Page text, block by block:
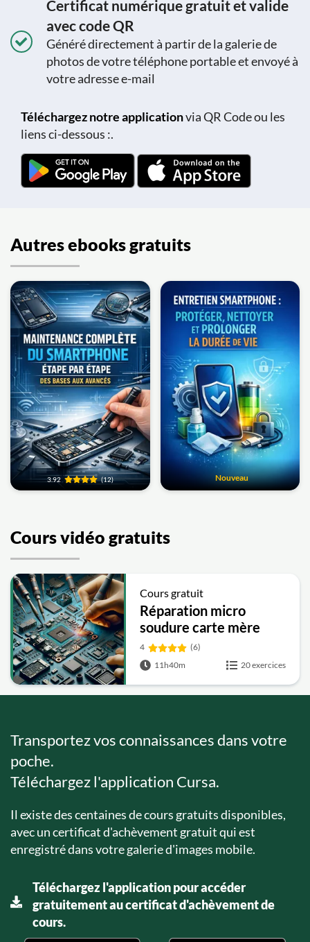
Certificat numérique gratuit et valide
avec code QR
Généré directement à partir de la galerie de
photos de votre téléphone portable et envoyé à
votre adresse e-mail
Téléchargez notre applicationvia QR Code ou les
liens ci-dessous :.
Autres ebooks gratuits
3.92 (12) Nouveau
Cours vidéo gratuits
Cours gratuit
Réparation micro
soudure carte mère
iPhone et iPad
4
(6)
11h40m
20 exercices
Transportez vos connaissances dans votre
poche.
Téléchargez l'application Cursa.
Il existe des centaines de cours gratuits disponibles,
avec un certificat d'achèvement gratuit qui est
enregistré dans votre galerie d'images mobile.
Téléchargez l'application pour accéder
gratuitement au certificat d'achèvement de
cours.